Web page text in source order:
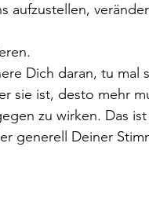
aufzustellen,
Dich daran, tu mal
sie ist, desto mehr
zu wirken. Das
generell Deiner